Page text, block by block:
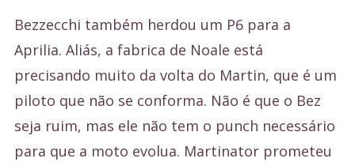
Bezzecchi também herdou um P6 para a
Aprilia. Aliás, a fabrica de Noale está
precisando muito da volta do Martin, que é um
piloto que não se conforma. Não é que o Bez
seja ruim, mas ele não tem o punch necessário
para que a moto evolua. Martinator prometeu